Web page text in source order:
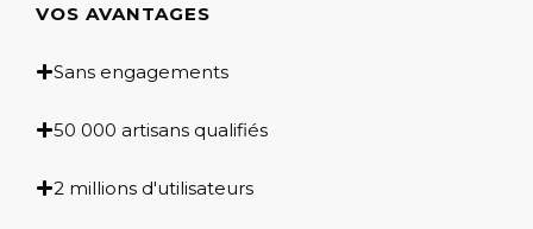
VOS AVANTAGES
Sans engagements
50 000 artisans qualifiés
2 millions d'utilisateurs